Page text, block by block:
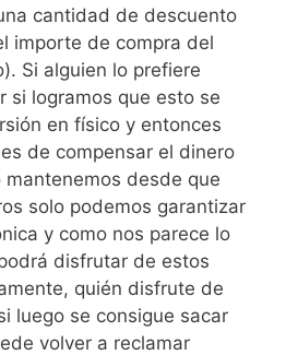
cantidad de descuento
importe de compra del
Si alguien lo prefiere
si logramos que esto se
en físico y entonces
de compensar el dinero
mantenemos desde que
solo podemos garantizar
y como nos parece lo
disfrutar de estos
quién disfrute de
luego se consigue sacar
volver a reclamar